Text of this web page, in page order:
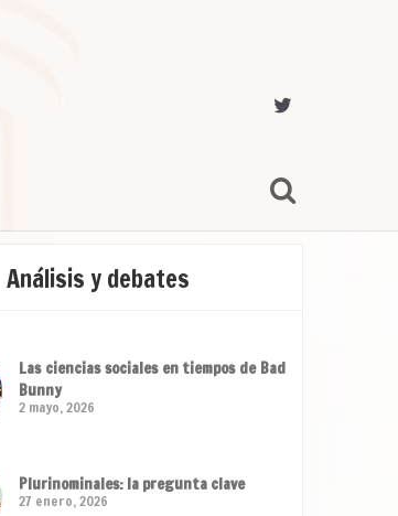
Análisis y debates
Las ciencias sociales en tiempos de Bad
Bunny
2 mayo, 2026
Plurinominales: la pregunta clave
27 enero, 2026